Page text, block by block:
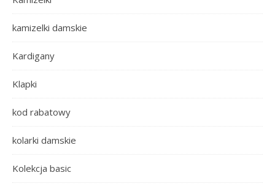
kamizelki damskie
Kardigany
Klapki
kod rabatowy
kolarki damskie
Kolekcja basic